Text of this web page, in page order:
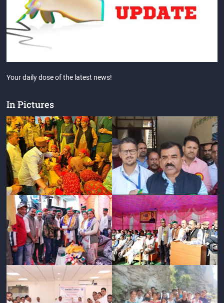
Your daily dose of the latest news!
In Pictures